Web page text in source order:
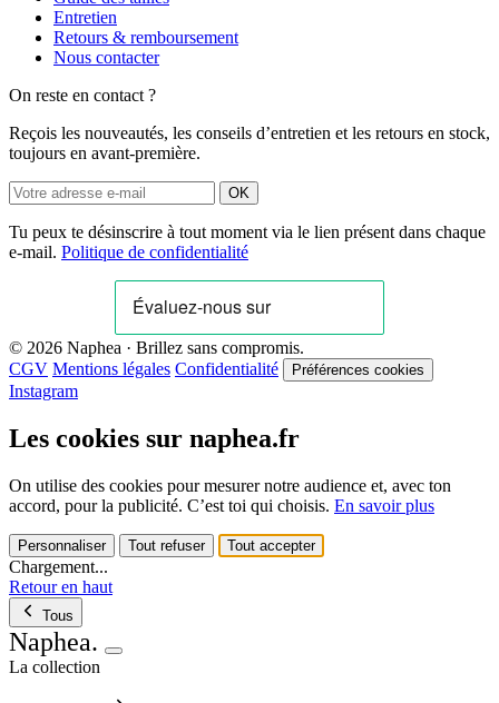
Entretien
Retours & remboursement
Nous contacter
On reste en contact ?
Reçois les nouveautés, les conseils d’entretien et les retours en stock,
toujours en avant-première.
OK
Tu peux te désinscrire à tout moment via le lien présent dans chaque
e-mail. Politique de confidentialité
© 2026 Naphea · Brillez sans compromis.
CGV Mentions légales Confidentialité Préférences cookies
Instagram
Les cookies sur naphea.fr
On utilise des cookies pour mesurer notre audience et, avec ton
accord, pour la publicité. C’est toi qui choisis. En savoir plus
Personnaliser Tout refuser Tout accepter
Chargement...
Retour en haut
Tous
Naphea.
La collection